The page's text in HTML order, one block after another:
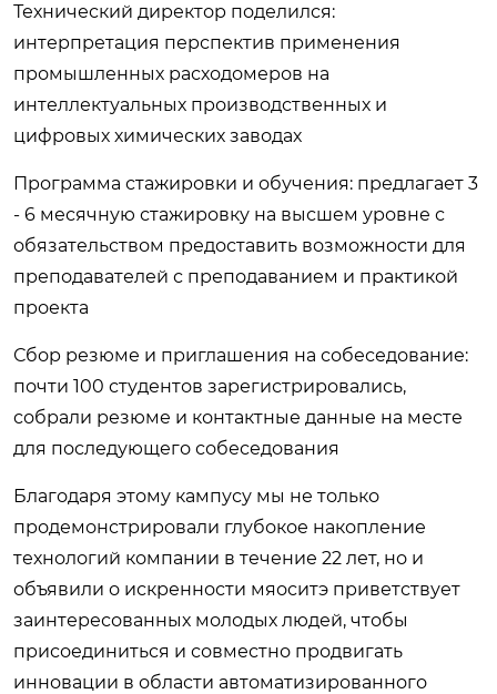
Технический директор поделился:
интерпретация перспектив применения
промышленных расходомеров на
интеллектуальных производственных и
цифровых химических заводах
Программа стажировки и обучения: предлагает 3
- 6 месячную стажировку на высшем уровне с
обязательством предоставить возможности для
преподавателей с преподаванием и практикой
проекта
Сбор резюме и приглашения на собеседование:
почти 100 студентов зарегистрировались,
собрали резюме и контактные данные на месте
для последующего собеседования
Благодаря этому кампусу мы не только
продемонстрировали глубокое накопление
технологий компании в течение 22 лет, но и
объявили о искренности мяоситэ приветствует
заинтересованных молодых людей, чтобы
присоединиться и совместно продвигать
инновации в области автоматизированного